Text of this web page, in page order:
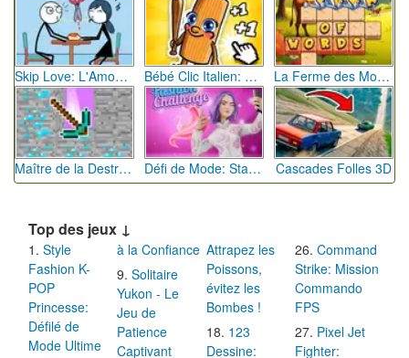
Skip Love: L'Amour en Péril Bébé Clic Italien: La Folie des Petits Bambins La Ferme des Mots - Cultivez votre Vocabulaire
Maître de la Destruction: Fusion de Pioches Défi de Mode: Star du Podium Cascades Folles 3D
Top des jeux ↓
Style
Fashion K-
POP
Princesse:
Défilé de
Mode Ultime
à la Confiance
Solitaire
Yukon - Le
Jeu de
Patience
Captivant
Attrapez les
Poissons,
évitez les
Bombes !
123
Dessine:
Command
Strike: Mission
Commando
FPS
Pixel Jet
Fighter: